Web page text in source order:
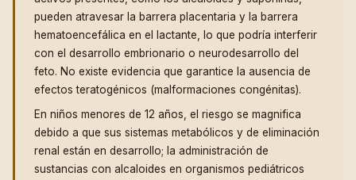
pueden atravesar la barrera placentaria y la barrera
hematoencefálica en el lactante, lo que podría interferir
con el desarrollo embrionario o neurodesarrollo del
feto. No existe evidencia que garantice la ausencia de
efectos teratogénicos (malformaciones congénitas).
En niños menores de 12 años, el riesgo se magnifica
debido a que sus sistemas metabólicos y de eliminación
renal están en desarrollo; la administración de
sustancias con alcaloides en organismos pediátricos